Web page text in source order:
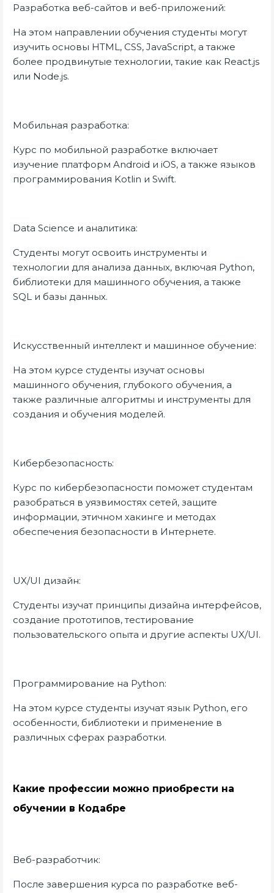
Разработка веб-сайтов и веб-приложений:
На этом направлении обучения студенты могут
изучить основы HTML, CSS, JavaScript, а также
более продвинутые технологии, такие как React.js
или Node.js.
Мобильная разработка:
Курс по мобильной разработке включает
изучение платформ Android и iOS, а также языков
программирования Kotlin и Swift.
Data Science и аналитика:
Студенты могут освоить инструменты и
технологии для анализа данных, включая Python,
библиотеки для машинного обучения, а также
SQL и базы данных.
Искусственный интеллект и машинное обучение:
На этом курсе студенты изучат основы
машинного обучения, глубокого обучения, а
также различные алгоритмы и инструменты для
создания и обучения моделей.
Кибербезопасность:
Курс по кибербезопасности поможет студентам
разобраться в уязвимостях сетей, защите
информации, этичном хакинге и методах
обеспечения безопасности в Интернете.
UX/UI дизайн:
Студенты изучат принципы дизайна интерфейсов,
создание прототипов, тестирование
пользовательского опыта и другие аспекты UX/UI.
Программирование на Python:
На этом курсе студенты изучат язык Python, его
особенности, библиотеки и применение в
различных сферах разработки.
Какие профессии можно приобрести на
обучении в Кодабре
Веб-разработчик:
После завершения курса по разработке веб-